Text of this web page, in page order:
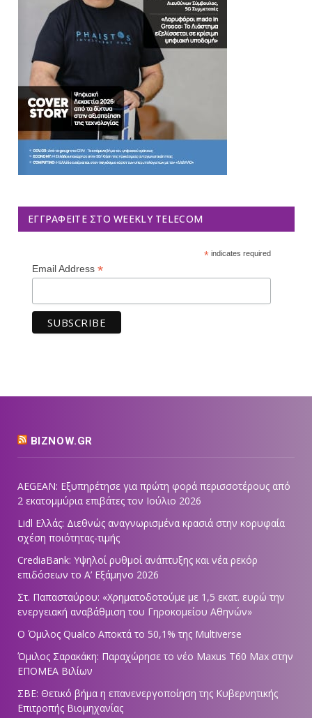
ΕΓΓΡΑΦΕΊΤΕ ΣΤΟ WEEKLY TELECOM
*indicates required
Email Address *
BIZNOW.GR
AEGEAN: Εξυπηρέτησε για πρώτη φορά περισσοτέρους από
2 εκατομμύρια επιβάτες τον Ιούλιο 2026
Lidl Ελλάς: Διεθνώς αναγνωρισμένα κρασιά στην κορυφαία
σχέση ποιότητας-τιμής
CrediaBank: Υψηλοί ρυθμοί ανάπτυξης και νέα ρεκόρ
επιδόσεων το Α’ Εξάμηνο 2026
Στ. Παπασταύρου: «Χρηματοδοτούμε με 1,5 εκατ. ευρώ την
ενεργειακή αναβάθμιση του Γηροκομείου Αθηνών»
Ο Όμιλος Qualco Αποκτά το 50,1% της Multiverse
Όμιλος Σαρακάκη: Παραχώρησε το νέο Maxus T60 Max στην
ΕΠΟΜΕΑ Βιλίων
ΣΒΕ: Θετικό βήμα η επανενεργοποίηση της Κυβερνητικής
Επιτροπής Βιομηχανίας